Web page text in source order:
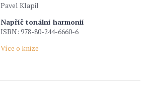
Pavel Klapil
Napříč tonální harmonií
ISBN: 978-80-244-6660-6
Více o knize